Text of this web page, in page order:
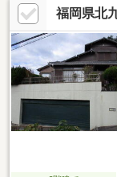
福岡県北